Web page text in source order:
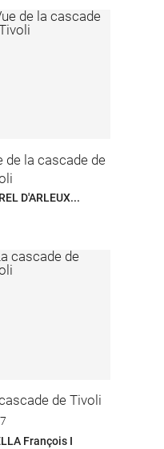
format
de la cascade de
D'ARLEUX...
de Tivoli
François I